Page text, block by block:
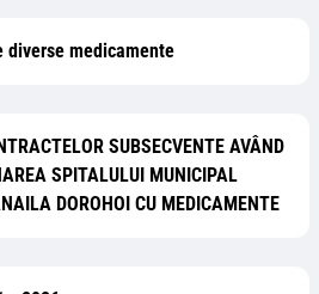
diverse medicamente
SUBSECVENTE AVÂND
SPITALULUI MUNICIPAL
DOROHOI CU MEDICAMENTE